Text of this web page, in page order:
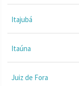
Itajubá
Itaúna
Juiz de Fora